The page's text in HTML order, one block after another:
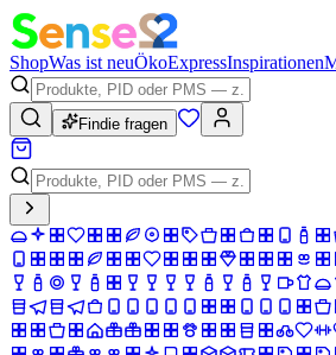
ShopWas ist neuÖkoExpressInspirationen
Findie fragen